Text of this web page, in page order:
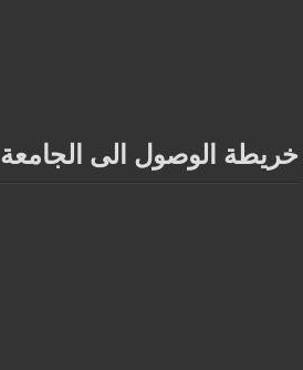
خريطة الوصول الى الجامعة